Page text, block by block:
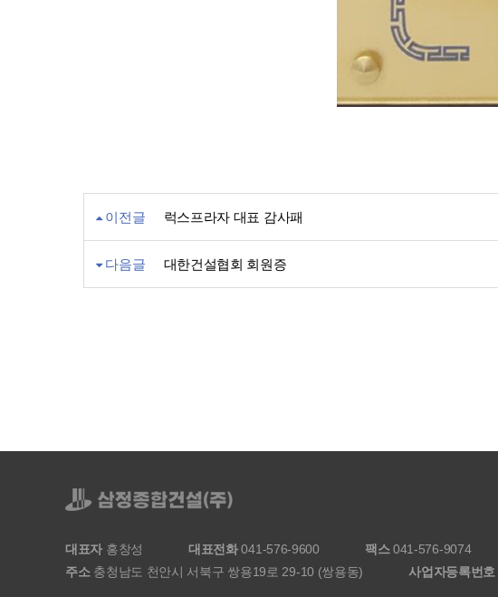
이전글 럭스프라자 대표 감사패
다음글 대한건설협회 회원증
대표자 홍창성 대표전화041-576-9600 팩스041-576-9074
주소충청남도 천안시 서북구 쌍용19로 29-10 (쌍용동) 사업자등록번호